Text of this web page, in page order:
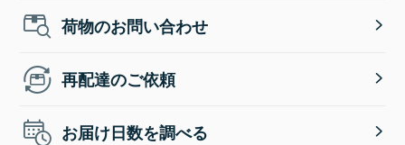
荷物のお問い合わせ
再配達のご依頼
お届け日数を調べる